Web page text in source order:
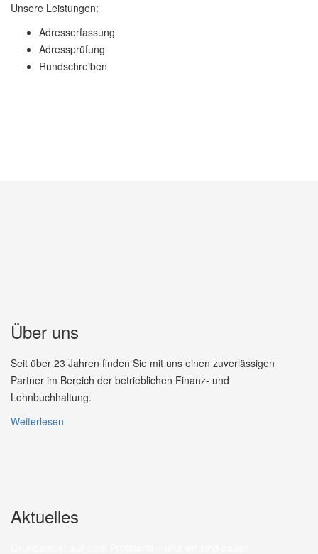
Unsere Leistungen:
Adresserfassung
Adressprüfung
Rundschreiben
Über uns
Seit über 23 Jahren finden Sie mit uns einen zuverlässigen
Partner im Bereich der betrieblichen Finanz- und
Lohnbuchhaltung.
Weiterlesen
Aktuelles